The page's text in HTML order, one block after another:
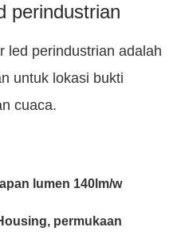
perindustrian
led perindustrian adalah
untuk lokasi bukti
cuaca.
lumen 140lm/w
permukaan